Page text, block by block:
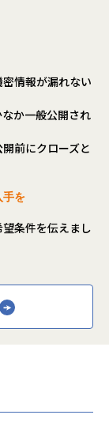
情報が漏れない
か一般公開され
前にクローズと
手を
条件を伝えまし